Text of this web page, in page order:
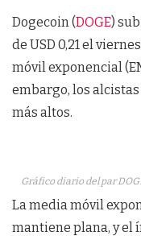
Dogecoin (DOGE)
de USD 0,21 el
móvil exponencial
embargo, los
más altos.
Gráfico diario del par
La media móvil
mantiene plana, y el